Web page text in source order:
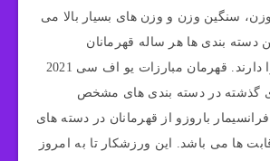
سنگین وزن و وزن های بسیار بالا می
دسته بندی ها هر ساله قهرمانان
مخصوص به خود را دارند. قهرمان مبارزات یو اف سی 2021
گذشته در دسته بندی های مشخص
باروزو از قهرمانان در دسته های
ها می باشد. این ورزشکار تا به امروز